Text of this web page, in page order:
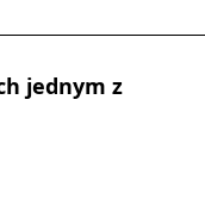
jednym z